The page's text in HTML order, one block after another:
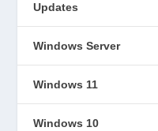
Updates
Windows Server
Windows 11
Windows 10